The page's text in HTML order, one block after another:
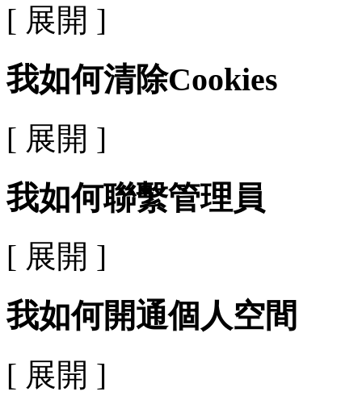
[ 展開 ]
我如何清除Cookies
[ 展開 ]
我如何聯繫管理員
[ 展開 ]
我如何開通個人空間
[ 展開 ]